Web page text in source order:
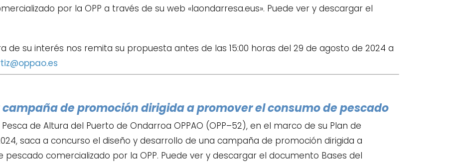
por la OPP a través de su web «laondarresa.eus». Puede ver y descargar el
de su interés nos remita su propuesta antes de las 15:00 horas del 29 de agosto de 2024 a
de promoción dirigida a promover el consumo de pescado
de Altura del Puerto de Ondarroa OPPAO (OPP–52), en el marco de su Plan de
saca a concurso el diseño y desarrollo de una campaña de promoción dirigida a
comercializado por la OPP. Puede ver y descargar el documento Bases del